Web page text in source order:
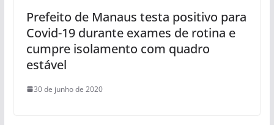
Prefeito de Manaus testa positivo para
Covid-19 durante exames de rotina e
cumpre isolamento com quadro
estável
30 de junho de 2020